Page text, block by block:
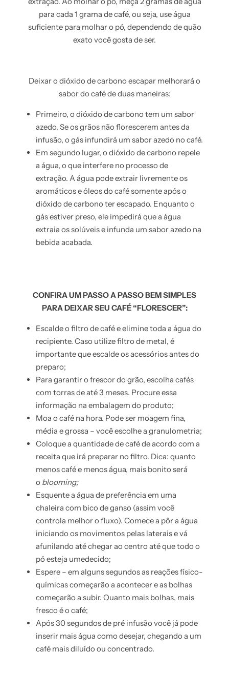
para cada 1 grama de café, ou seja, use água
suficiente para molhar o pó, dependendo de quão
exato você gosta de ser.
Deixar o dióxido de carbono escapar melhorará o
sabor do café de duas maneiras:
Primeiro, o dióxido de carbono tem um sabor
azedo. Se os grãos não florescerem antes da
infusão, o gás infundirá um sabor azedo no café.
Em segundo lugar, o dióxido de carbono repele
a água, o que interfere no processo de
extração. A água pode extrair livremente os
aromáticos e óleos do café somente após o
dióxido de carbono ter escapado. Enquanto o
gás estiver preso, ele impedirá que a água
extraia os solúveis e infunda um sabor azedo na
bebida acabada.
CONFIRA UM PASSO A PASSO BEM SIMPLES
PARA DEIXAR SEU CAFÉ “FLORESCER”:
Escalde o filtro de café e elimine toda a água do
recipiente. Caso utilize filtro de metal, é
importante que escalde os acessórios antes do
preparo;
Para garantir o frescor do grão, escolha cafés
com torras de até 3 meses. Procure essa
informação na embalagem do produto;
Moa o café na hora. Pode ser moagem fina,
média e grossa – você escolhe a granulometria;
Coloque a quantidade de café de acordo com a
receita que irá preparar no filtro. Dica: quanto
menos café e menos água, mais bonito ser
o blooming;
Esquente a água de preferência em uma
chaleira com bico de ganso (assim você
controla melhor o fluxo). Comece a pôr a água
iniciando os movimentos pelas laterais e v
afunilando até chegar ao centro até que todo o
pó esteja umedecido;
Espere – em alguns segundos as reações físico-
químicas começarão a acontecer e as bolhas
começarão a subir. Quanto mais bolhas, mais
fresco é o café;
Após 30 segundos de pré infusão você já pode
inserir mais água como desejar, chegando a um
café mais diluído ou concentrado.